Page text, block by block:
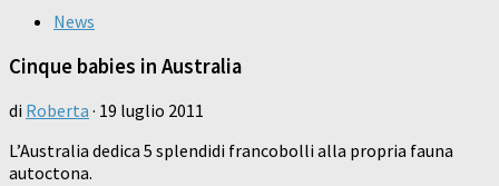
News
Cinque babies in Australia
di Roberta · 19 luglio 2011
L’Australia dedica 5 splendidi francobolli alla propria fauna
autoctona.